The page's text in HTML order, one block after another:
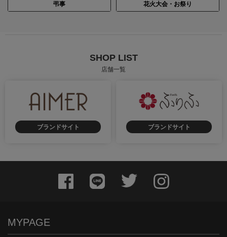
弔事 花火大会・お祭り
SHOP LIST
店舗一覧
ブランドサイト ブランドサイト
MYPAGE